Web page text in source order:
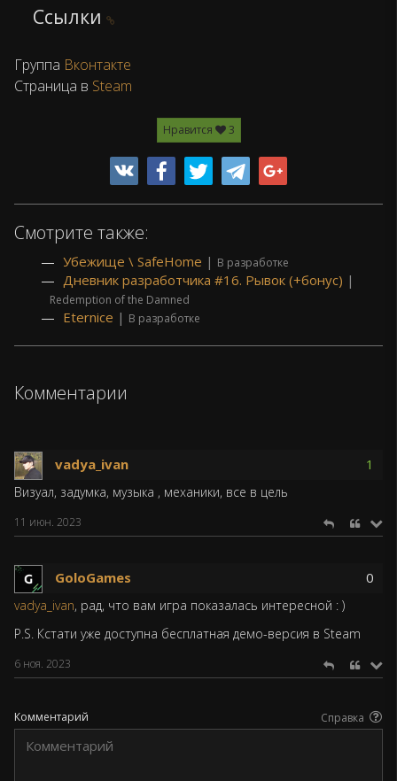
Ссылки
Группа Вконтакте
Страница в Steam
Нравится 3
Смотрите также:
Убежище \ SafeHome | В разработке
Дневник разработчика #16. Рывок (+бонус) |
Redemption of the Damned
Eternice | В разработке
Комментарии
vadya_ivan 1
Визуал, задумка, музыка , механики, все в цель
11 июн. 2023
GoloGames 0
vadya_ivan, рад, что вам игра показалась интересной : )
P.S. Кстати уже доступна бесплатная демо-версия в Steam
6 ноя. 2023
Комментарий Справка